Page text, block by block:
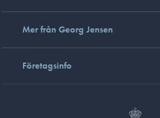
Mer från Georg Jensen
Företagsinfo